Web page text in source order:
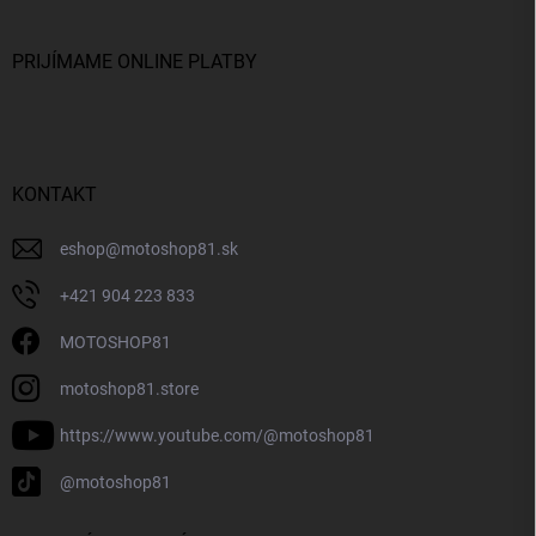
PRIJÍMAME ONLINE PLATBY
KONTAKT
eshop@motoshop81.sk
+421 904 223 833
MOTOSHOP81
motoshop81.store
https://www.youtube.com/@motoshop81
@motoshop81